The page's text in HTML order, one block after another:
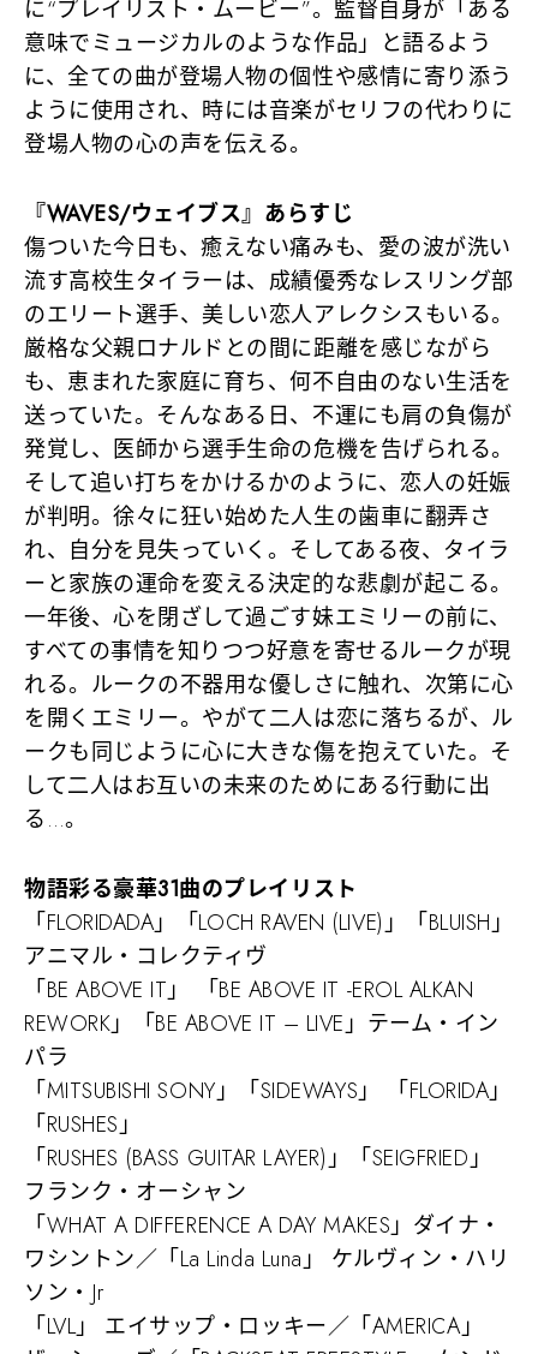
に“プレイリスト・ムービー”。監督自身が「ある
意味でミュージカルのような作品」と語るよう
に、全ての曲が登場人物の個性や感情に寄り添う
ように使用され、時には音楽がセリフの代わりに
登場人物の心の声を伝える。
『WAVES/ウェイブス』あらすじ
傷ついた今日も、癒えない痛みも、愛の波が洗い
流す高校生タイラーは、成績優秀なレスリング部
のエリート選手、美しい恋人アレクシスもいる。
厳格な父親ロナルドとの間に距離を感じながら
も、恵まれた家庭に育ち、何不自由のない生活を
送っていた。そんなある日、不運にも肩の負傷が
発覚し、医師から選手生命の危機を告げられる。
そして追い打ちをかけるかのように、恋人の妊娠
が判明。徐々に狂い始めた人生の歯車に翻弄さ
れ、自分を見失っていく。そしてある夜、タイラ
ーと家族の運命を変える決定的な悲劇が起こる。
一年後、心を閉ざして過ごす妹エミリーの前に、
すべての事情を知りつつ好意を寄せるルークが現
れる。ルークの不器用な優しさに触れ、次第に心
を開くエミリー。やがて二人は恋に落ちるが、ル
ークも同じように心に大きな傷を抱えていた。そ
して二人はお互いの未来のためにある行動に出
る…。
物語彩る豪華31曲のプレイリスト
「FLORIDADA」「LOCH RAVEN (LIVE)」「BLUISH」
アニマル・コレクティヴ
「BE ABOVE IT」 「BE ABOVE IT -EROL ALKAN
REWORK」「BE ABOVE IT – LIVE」テーム・イン
パラ
「MITSUBISHI SONY」「SIDEWAYS」 「FLORIDA」
「RUSHES」
「RUSHES (BASS GUITAR LAYER)」「SEIGFRIED」
フランク・オーシャン
「WHAT A DIFFERENCE A DAY MAKES」ダイナ・
ワシントン／「La Linda Luna」 ケルヴィン・ハリ
ソン・Jr
「LVL」 エイサップ・ロッキー／「AMERICA」